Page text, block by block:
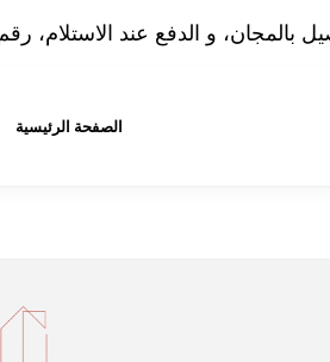
بالمجان، و الدفع عند الاستلام، رقم
الصفحة الرئيسية